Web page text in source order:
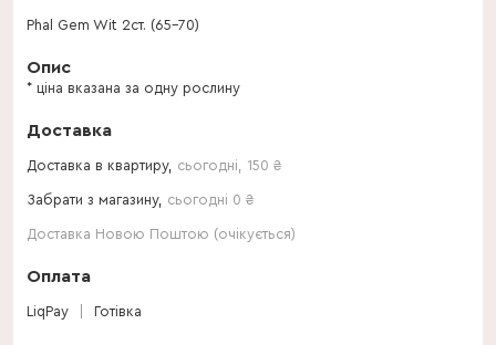
Phal Gem Wit 2ст. (65-70)
Опис
* ціна вказана за одну рослину
Доставка
Доставка в квартиру, сьогодні 150 ₴
Забрати з магазину, сьогодні 0 ₴
Доставка Новою Поштою (очікується)
Оплата
LiqPay Готівка